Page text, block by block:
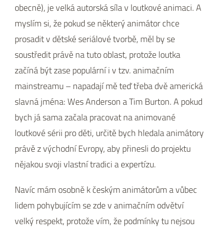
obecně), je velká autorská síla v loutkové animaci. A
myslím si, že pokud se některý animátor chce
prosadit v dětské seriálové tvorbě, měl by se
soustředit právě na tuto oblast, protože loutka
začíná být zase populární i v tzv. animačním
mainstreamu – napadají mě teď třeba dvě americká
slavná jména: Wes Anderson a Tim Burton. A pokud
bych já sama začala pracovat na animované
loutkové sérii pro děti, určitě bych hledala animátory
právě z východní Evropy, aby přinesli do projektu
nějakou svoji vlastní tradici a expertízu.
Navíc mám osobně k českým animátorům a vůbec
lidem pohybujícím se zde v animačním odvětví
velký respekt, protože vím, že podmínky tu nejsou